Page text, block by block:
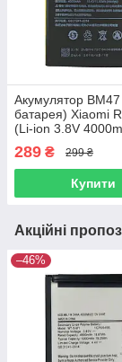
Акумулятор
батарея) Xiaomi
(Li-ion 3.8V
289 ₴ 299 ₴
Купити
Акційні
–46%